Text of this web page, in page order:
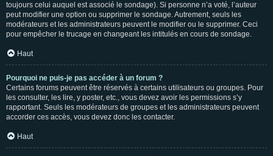
toujours celui auquel est associé le sondage). Si personne n’a voté, l’auteur
peut modifier une option ou supprimer le sondage. Autrement, seuls les
modérateurs et les administrateurs peuvent le modifier ou le supprimer. Ceci
pour empêcher le trucage en changeant les intitulés en cours de sondage.
Haut
Pourquoi ne puis-je pas accéder à un forum ?
Certains forums peuvent être réservés à certains utilisateurs ou groupes. Pour
les consulter, les lire, y poster, etc., vous devez avoir les permissions s’y
rapportant. Seuls les modérateurs de groupes et les administrateurs peuvent
accorder ces accès, vous devez donc les contacter.
Haut